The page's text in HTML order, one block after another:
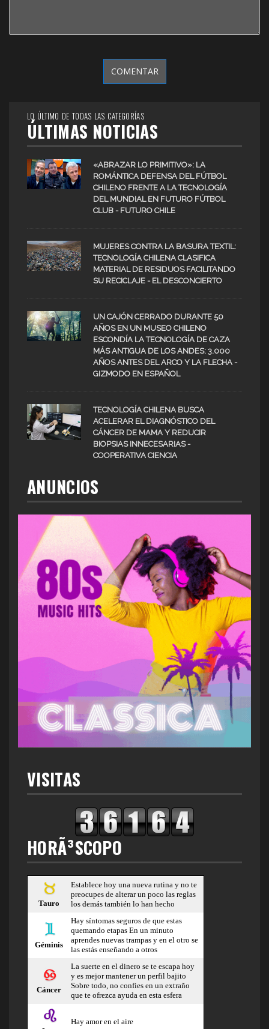
LO ÚLTIMO DE TODAS LAS CATEGORÍAS
ÚLTIMAS NOTICIAS
«ABRAZAR LO PRIMITIVO»: LA
ROMÁNTICA DEFENSA DEL FÚTBOL
CHILENO FRENTE A LA TECNOLOGÍA
DEL MUNDIAL EN FUTURO FÚTBOL
CLUB - FUTURO CHILE
MUJERES CONTRA LA BASURA TEXTIL:
TECNOLOGÍA CHILENA CLASIFICA
MATERIAL DE RESIDUOS FACILITANDO
SU RECICLAJE - EL DESCONCIERTO
UN CAJÓN CERRADO DURANTE 50
AÑOS EN UN MUSEO CHILENO
ESCONDÍA LA TECNOLOGÍA DE CAZA
MÁS ANTIGUA DE LOS ANDES: 3.000
AÑOS ANTES DEL ARCO Y LA FLECHA -
GIZMODO EN ESPAÑOL
TECNOLOGÍA CHILENA BUSCA
ACELERAR EL DIAGNÓSTICO DEL
CÁNCER DE MAMA Y REDUCIR
BIOPSIAS INNECESARIAS -
COOPERATIVA CIENCIA
ANUNCIOS
VISITAS
HORÃ³SCOPO